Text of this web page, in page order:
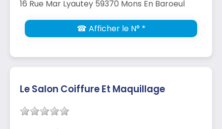
16 Rue Mar Lyautey 59370 Mons En Baroeul
☎ Afficher le N° *
Le Salon Coiffure Et Maquillage